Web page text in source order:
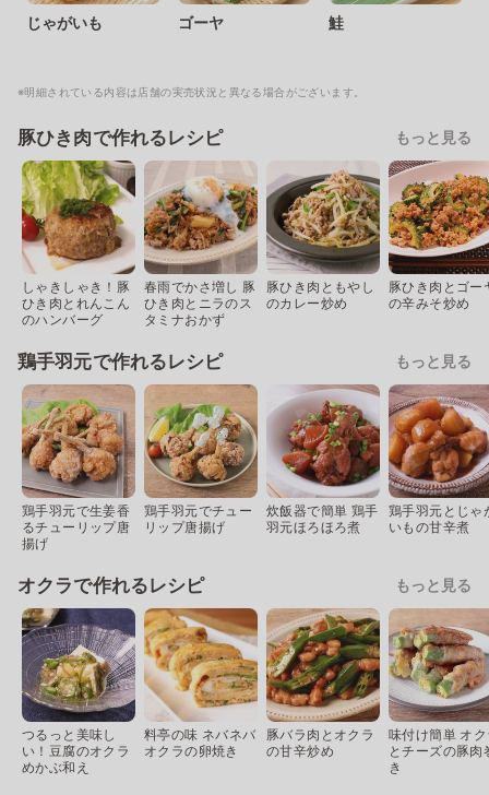
じゃがいも ゴーヤ 鮭
※明細されている内容は店舗の実売状況と異なる場合がございます。
豚ひき肉で作れるレシピ もっと見る
しゃきしゃき！豚
ひき肉とれんこん
のハンバーグ
春雨でかさ増し 豚
ひき肉とニラのス
タミナおかず
豚ひき肉ともやし
のカレー炒め
豚ひき肉とゴー
の辛みそ炒め
鶏手羽元で作れるレシピ もっと見る
鶏手羽元で生姜香
るチューリップ唐
揚げ
鶏手羽元でチュー
リップ唐揚げ
炊飯器で簡単 鶏手
羽元ほろほろ煮
鶏手羽元とじゃ
いもの甘辛煮
オクラで作れるレシピ もっと見る
つるっと美味し
い！豆腐のオクラ
めかぶ和え
料亭の味 ネバネバ
オクラの卵焼き
豚バラ肉とオクラ
の甘辛炒め
味付け簡単 オ
とチーズの豚肉
き